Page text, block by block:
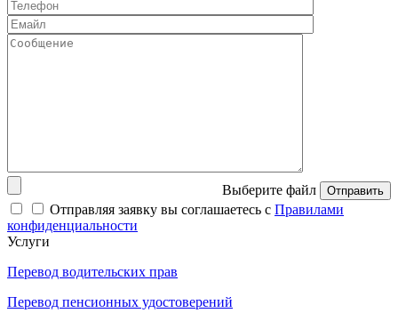
Выберите файл Отправить
Отправляя заявку вы соглашаетесь с Правилами
конфиденциальности
Услуги
Перевод водительских прав
Перевод пенсионных удостоверений